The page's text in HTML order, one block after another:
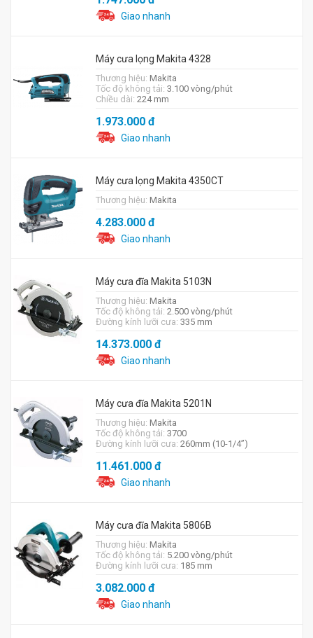
Giao nhanh
Máy cưa lọng Makita 4328
Thương hiệu: Makita
Tốc độ không tải: 3.100 vòng/phút
Chiều dài: 224 mm
1.973.000đ
Giao nhanh
Máy cưa lọng Makita 4350CT
Thương hiệu: Makita
4.283.000đ
Giao nhanh
Máy cưa đĩa Makita 5103N
Thương hiệu: Makita
Tốc độ không tải: 2.500 vòng/phút
Đường kính lưỡi cưa: 335 mm
14.373.000đ
Giao nhanh
Máy cưa đĩa Makita 5201N
Thương hiệu: Makita
Tốc độ không tải: 3700
Đường kính lưỡi cưa: 260mm (10-1/4’’)
11.461.000đ
Giao nhanh
Máy cưa đĩa Makita 5806B
Thương hiệu: Makita
Tốc độ không tải: 5.200 vòng/phút
Đường kính lưỡi cưa: 185 mm
3.082.000đ
Giao nhanh